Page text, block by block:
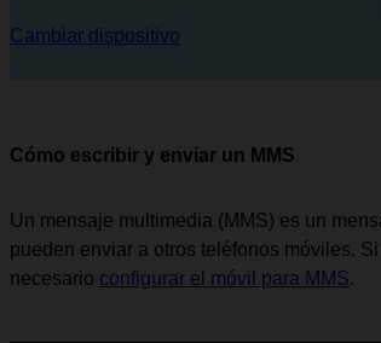
Cambiar dispositivo
Cómo escribir y enviar un MMS
Un mensaje multimedia (MMS) es un
pueden enviar a otros teléfonos móviles.
necesario configurar el móvil para MMS.